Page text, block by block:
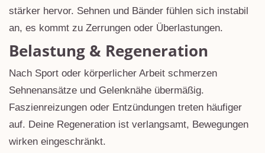
stärker hervor. Sehnen und Bänder fühlen sich instabil
an, es kommt zu Zerrungen oder Überlastungen.
Belastung & Regeneration
Nach Sport oder körperlicher Arbeit schmerzen
Sehnenansätze und Gelenknähe übermäßig.
Faszienreizungen oder Entzündungen treten häufiger
auf. Deine Regeneration ist verlangsamt, Bewegungen
wirken eingeschränkt.